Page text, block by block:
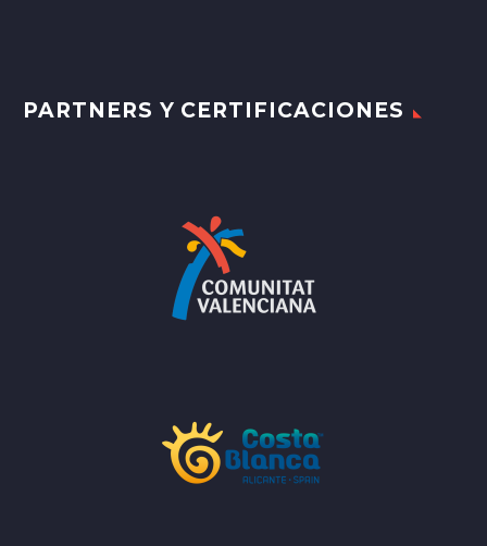
PARTNERS Y CERTIFICACIONES